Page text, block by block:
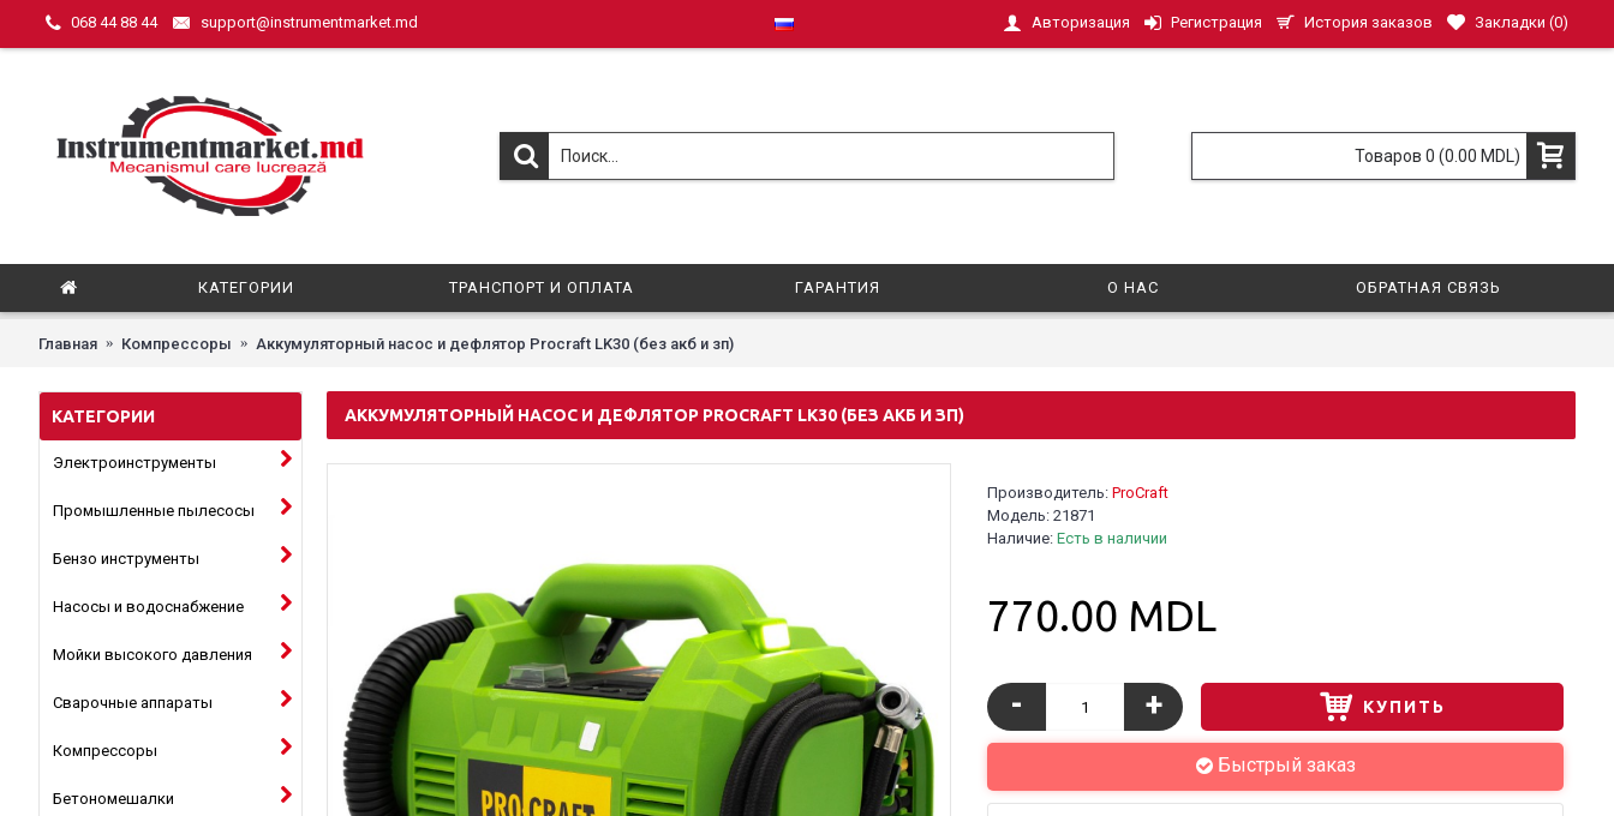
068 44 88 44 support@instrumentmarket.md Авторизация Регистрация История заказов Закладки (0)
Товаров 0 (0.00 MDL)
КАТЕГОРИИ ТРАНСПОРТ И ОПЛАТА ГАРАНТИЯ О НАС ОБРАТНАЯ СВЯЗЬ
Главная Компрессоры Аккумуляторный насос и дефлятор Procraft LK30 (без акб и зп)
КАТЕГОРИИ
Электроинструменты
Промышленные пылесосы
Бензо инструменты
Насосы и водоснабжение
Мойки высокого давления
Сварочные аппараты
Компрессоры
Бетономешалки
АККУМУЛЯТОРНЫЙ НАСОС И ДЕФЛЯТОР PROCRAFT LK30 (БЕЗ АКБ И ЗП)
Производитель: ProCraft
Модель: 21871
Наличие: Есть в наличии
770.00 MDL
- + КУПИТЬ
Быстрый заказ